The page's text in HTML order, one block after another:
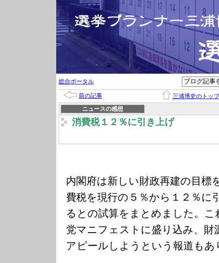
総合ポータル
前の記事
三浦博史のトップ
ニュースの感想
消費税１２％に引き上げ
内閣府は新しい財政再建の目標
費税を現行の５％から１２％に
るとの試算をまとめました。こ
党マニフェストに盛り込み、財
アピールしようという報道もあ